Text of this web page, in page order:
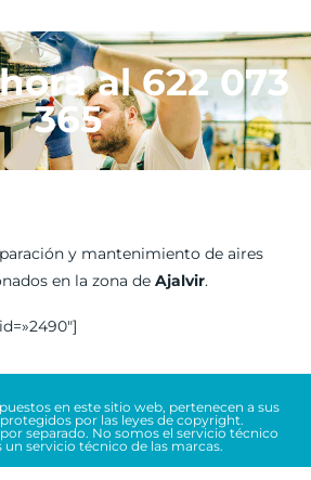
al 622 073
365
y mantenimiento de aires
en la zona de Ajalvir.
en este sitio web, pertenecen a sus
por las leyes de copyright.
separado. No somos el servicio técnico
un servicio técnico de las marcas.
Servicios S.L. Todos los derechos